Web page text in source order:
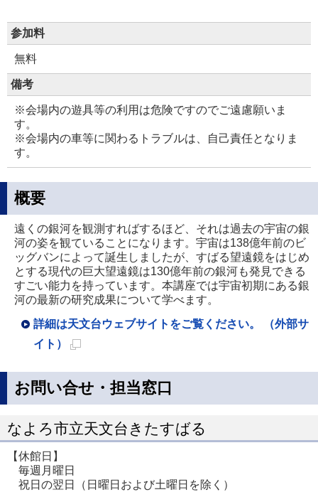
参加料
無料
備考
※会場内の遊具等の利用は危険ですのでご遠慮願いま
す。
※会場内の車等に関わるトラブルは、自己責任となりま
す。
概要
遠くの銀河を観測すればするほど、それは過去の宇宙の銀
河の姿を観ていることになります。宇宙は138億年前のビ
ッグバンによって誕生しましたが、すばる望遠鏡をはじめ
とする現代の巨大望遠鏡は130億年前の銀河も発見できる
すごい能力を持っています。本講座では宇宙初期にある銀
河の最新の研究成果について学べます。
詳細は天文台ウェブサイトをご覧ください。 （外部サ
イト）
規
ー
ジ
開
お問い合せ・担当窓口
なよろ市立天文台きたすばる
【休館日】
毎週月曜日
祝日の翌日（日曜日および土曜日を除く）